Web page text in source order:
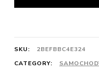
SKU:
2BEFBBC4E324
CATEGORY: